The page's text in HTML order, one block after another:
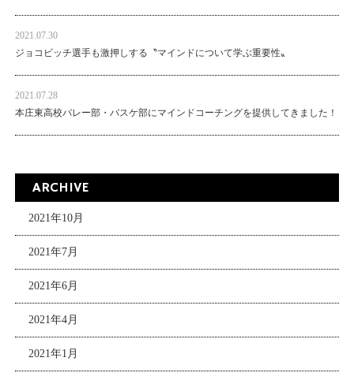
2021.07.30
ジョコビッチ選手も激押しする〝マインドについて学ぶ重要性〟
2021.07.28
本庄東高校バレー部・バスケ部にマインドコーチングを提供してきました！
ARCHIVE
2021年10月
2021年7月
2021年6月
2021年4月
2021年1月